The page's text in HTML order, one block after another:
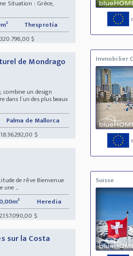
Situation : Grèce,
Thesprotía
$
de Mondrago
un design
l´un des plus beaux
Palma de Mallorca
$
de rêve Bienvenue
une ...
Heredia
$
sur la Costa
Immobilier
Suisse